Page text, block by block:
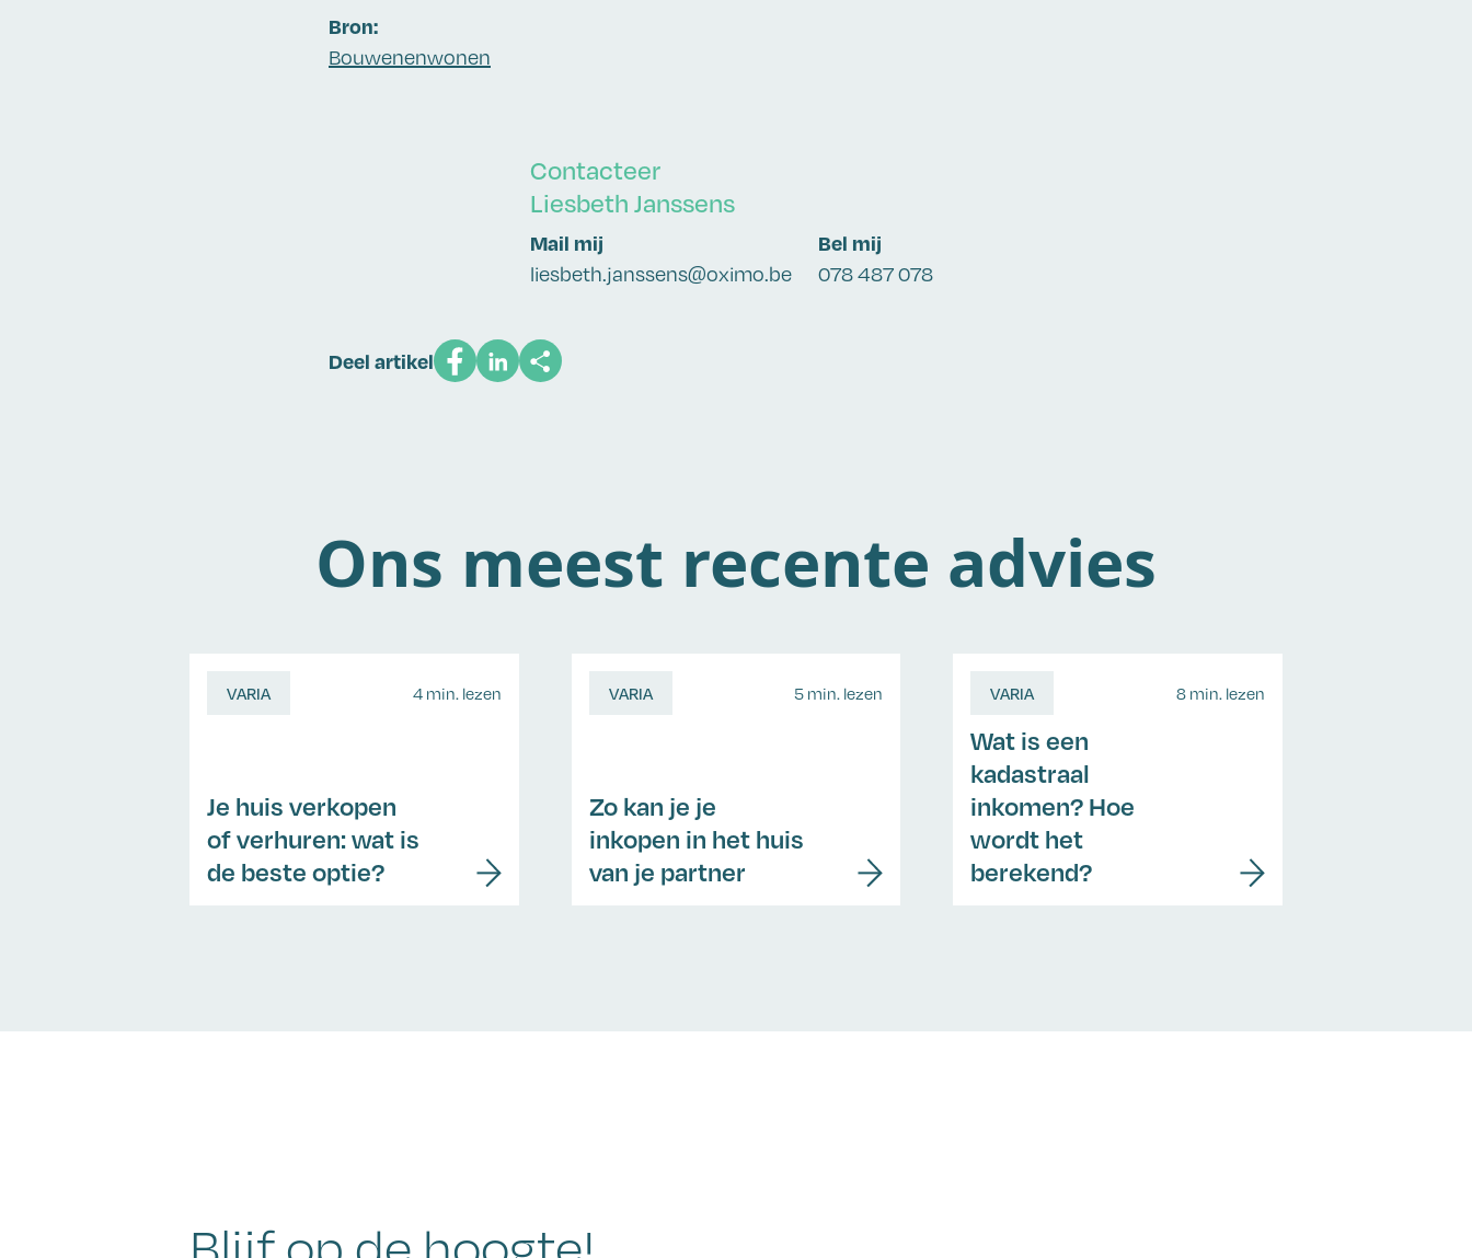
Bron:
Bouwenenwonen
Contacteer
Liesbeth Janssens
Mail mij
liesbeth.janssens@oximo.be
Bel mij
078 487 078
Deel artikel
Ons meest recente advies
VARIA 4 min. lezen
Je huis verkopen
of verhuren: wat is
de beste optie?
VARIA 5 min. lezen
Zo kan je je
inkopen in het huis
van je partner
VARIA 8 min. lezen
Wat is een
kadastraal
inkomen? Hoe
wordt het
berekend?